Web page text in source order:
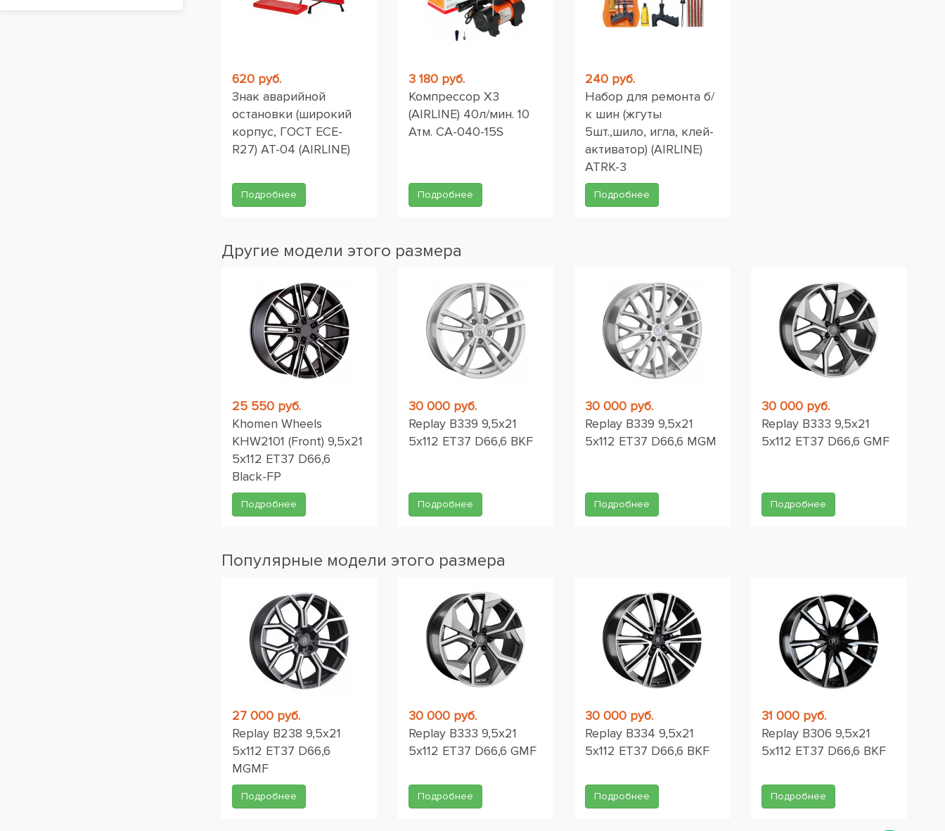
620 руб.
Знак аварийной
остановки (широкий
корпус, ГОСТ ЕСЕ-
R27) AT-04 (AIRLINE)
Подробнее
3 180 руб.
Компрессор X3
(AIRLINE) 40л/мин. 10
Атм. CA-040-15S
Подробнее
240 руб.
Набор для ремонта б/
к шин (жгуты
5шт.,шило, игла, клей-
активатор) (AIRLINE)
ATRK-3
Подробнее
Другие модели этого размера
25 550 руб.
Khomen Wheels
KHW2101 (Front) 9,5x21
5x112 ET37 D66,6
Black-FP
Подробнее
30 000 руб.
Replay B339 9,5x21
5x112 ET37 D66,6 BKF
Подробнее
30 000 руб.
Replay B339 9,5x21
5x112 ET37 D66,6 MGM
Подробнее
30 000 руб.
Replay B333 9,5x21
5x112 ET37 D66,6 GMF
Подробнее
Популярные модели этого размера
27 000 руб.
Replay B238 9,5x21
5x112 ET37 D66,6
MGMF
Подробнее
30 000 руб.
Replay B333 9,5x21
5x112 ET37 D66,6 GMF
Подробнее
30 000 руб.
Replay B334 9,5x21
5x112 ET37 D66,6 BKF
Подробнее
31 000 руб.
Replay B306 9,5x21
5x112 ET37 D66,6 BKF
Подробнее